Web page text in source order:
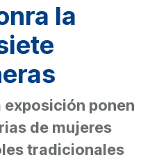
la
exposición ponen
de mujeres
tradicionales